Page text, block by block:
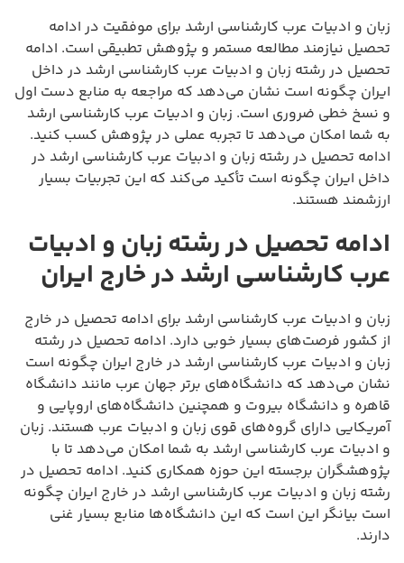
زبان و ادبیات عرب کارشناسی ارشد برای موفقیت در ادامه
تحصیل نیازمند مطالعه مستمر و پژوهش تطبیقی است. ادامه
تحصیل در رشته زبان و ادبیات عرب کارشناسی ارشد در داخل
ایران چگونه است نشان می‌دهد که مراجعه به منابع دست اول
و نسخ خطی ضروری است. زبان و ادبیات عرب کارشناسی ارشد
به شما امکان می‌دهد تا تجربه عملی در پژوهش کسب کنید.
ادامه تحصیل در رشته زبان و ادبیات عرب کارشناسی ارشد در
داخل ایران چگونه است تأکید می‌کند که این تجربیات بسیار
ارزشمند هستند.
ادامه تحصیل در رشته زبان و ادبیات
عرب کارشناسی ارشد در خارج ایران
زبان و ادبیات عرب کارشناسی ارشد برای ادامه تحصیل در خارج
از کشور فرصت‌های بسیار خوبی دارد. ادامه تحصیل در رشته
زبان و ادبیات عرب کارشناسی ارشد در خارج ایران چگونه است
نشان می‌دهد که دانشگاه‌های برتر جهان عرب مانند دانشگاه
قاهره و دانشگاه بیروت و همچنین دانشگاه‌های اروپایی و
آمریکایی دارای گروه‌های قوی زبان و ادبیات عرب هستند. زبان
و ادبیات عرب کارشناسی ارشد به شما امکان می‌دهد تا با
پژوهشگران برجسته این حوزه همکاری کنید. ادامه تحصیل در
رشته زبان و ادبیات عرب کارشناسی ارشد در خارج ایران چگونه
است بیانگر این است که این دانشگاه‌ها منابع بسیار غنی
دارند.